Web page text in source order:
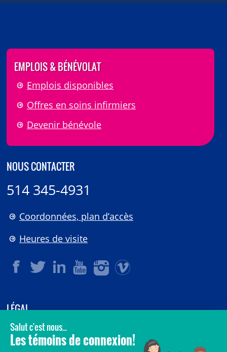
EMPLOIS & BÉNÉVOLAT
Emplois disponibles
Offres en soins infirmiers
Devenir bénévole
NOUS CONTACTER
514 345-4931
Coordonnées, plan d’accès
Heures de visite
LÉGAL
© 2006-2026CHU Sainte-Justine.
Tous droits réservés.